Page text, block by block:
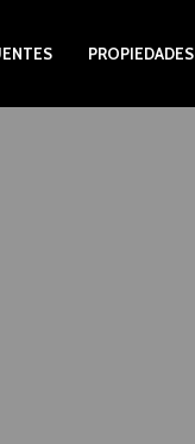
PROPIEDADES